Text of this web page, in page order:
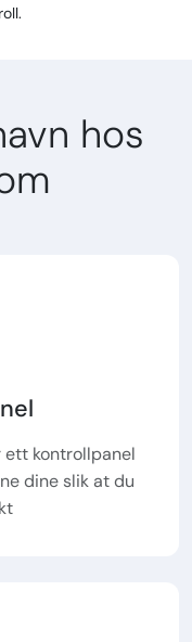
hos
ett kontrollpanel
dine slik at du